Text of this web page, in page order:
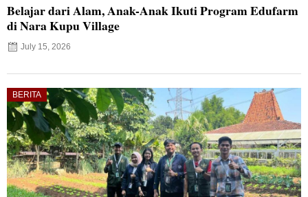
Belajar dari Alam, Anak-Anak Ikuti Program Edufarm
di Nara Kupu Village
July 15, 2026
BERITA